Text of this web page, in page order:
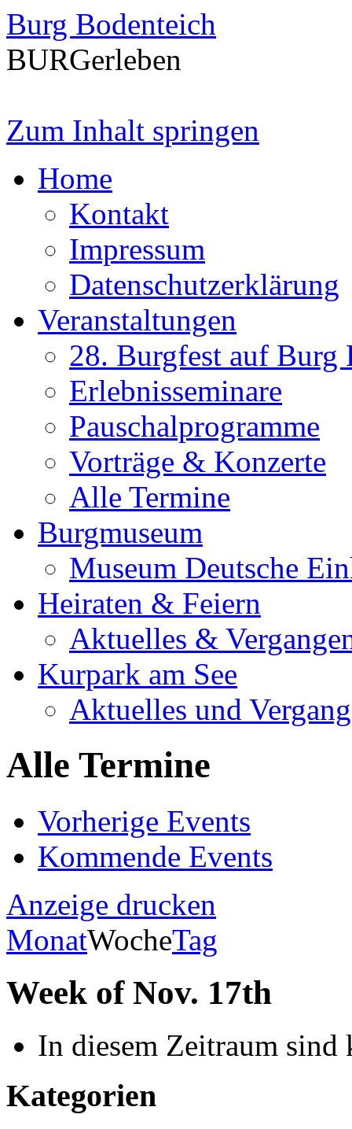
Burg Bodenteich
BURGerleben
Zum Inhalt springen
Home
Kontakt
Impressum
Datenschutzerklärung
Veranstaltungen
28. Burgfest auf Burg
Erlebnisseminare
Pauschalprogramme
Vorträge & Konzerte
Alle Termine
Burgmuseum
Museum Deutsche
Heiraten & Feiern
Aktuelles &
Kurpark am See
Aktuelles und
Alle Termine
Vorherige Events
Kommende Events
Anzeige drucken
MonatWocheTag
Week of Nov. 17th
In diesem Zeitraum sind
Kategorien